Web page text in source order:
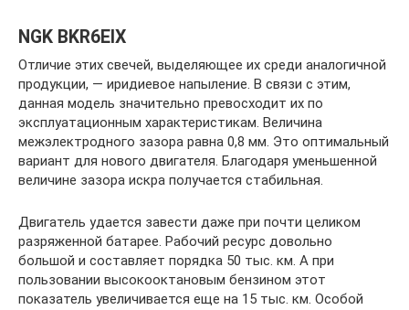
NGK BKR6EIX
Отличие этих свечей, выделяющее их среди аналогичной
продукции, — иридиевое напыление. В связи с этим,
данная модель значительно превосходит их по
эксплуатационным характеристикам. Величина
межэлектродного зазора равна 0,8 мм. Это оптимальный
вариант для нового двигателя. Благодаря уменьшенной
величине зазора искра получается стабильная.
Двигатель удается завести даже при почти целиком
разряженной батарее. Рабочий ресурс довольно
большой и составляет порядка 50 тыс. км. А при
пользовании высокооктановым бензином этот
показатель увеличивается еще на 15 тыс. км. Особой